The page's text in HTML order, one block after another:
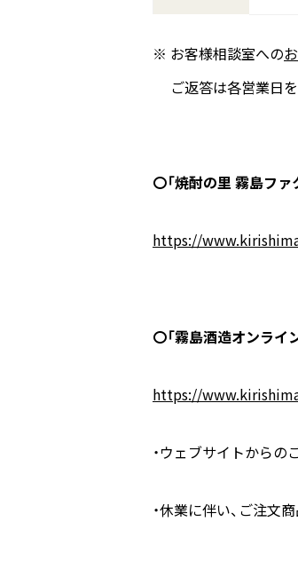
お客様相談室への
ご返答は各営業日
〇「焼酎の里 霧島ファ
https://
〇「霧島酒造オンライ
https://
・ウェブサイトからの
・休業に伴い、ご注文